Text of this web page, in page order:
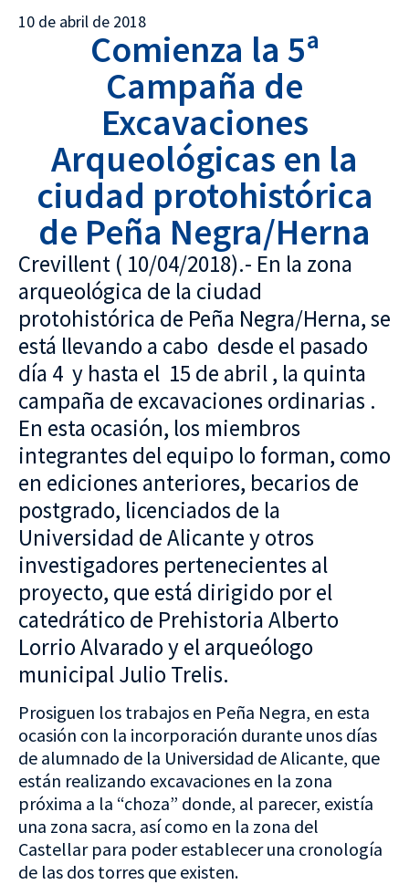
10 de abril de 2018
Comienza la 5ª
Campaña de
Excavaciones
Arqueológicas en la
ciudad protohistórica
de Peña Negra/Herna
Crevillent ( 10/04/2018).- En la zona
arqueológica de la ciudad
protohistórica de Peña Negra/Herna, se
está llevando a cabo desde el pasado
día 4 y hasta el 15 de abril , la quinta
campaña de excavaciones ordinarias .
En esta ocasión, los miembros
integrantes del equipo lo forman, como
en ediciones anteriores, becarios de
postgrado, licenciados de la
Universidad de Alicante y otros
investigadores pertenecientes al
proyecto, que está dirigido por el
catedrático de Prehistoria Alberto
Lorrio Alvarado y el arqueólogo
municipal Julio Trelis.
Prosiguen los trabajos en Peña Negra, en esta
ocasión con la incorporación durante unos días
de alumnado de la Universidad de Alicante, que
están realizando excavaciones en la zona
próxima a la “choza” donde, al parecer, existía
una zona sacra, así como en la zona del
Castellar para poder establecer una cronología
de las dos torres que existen.